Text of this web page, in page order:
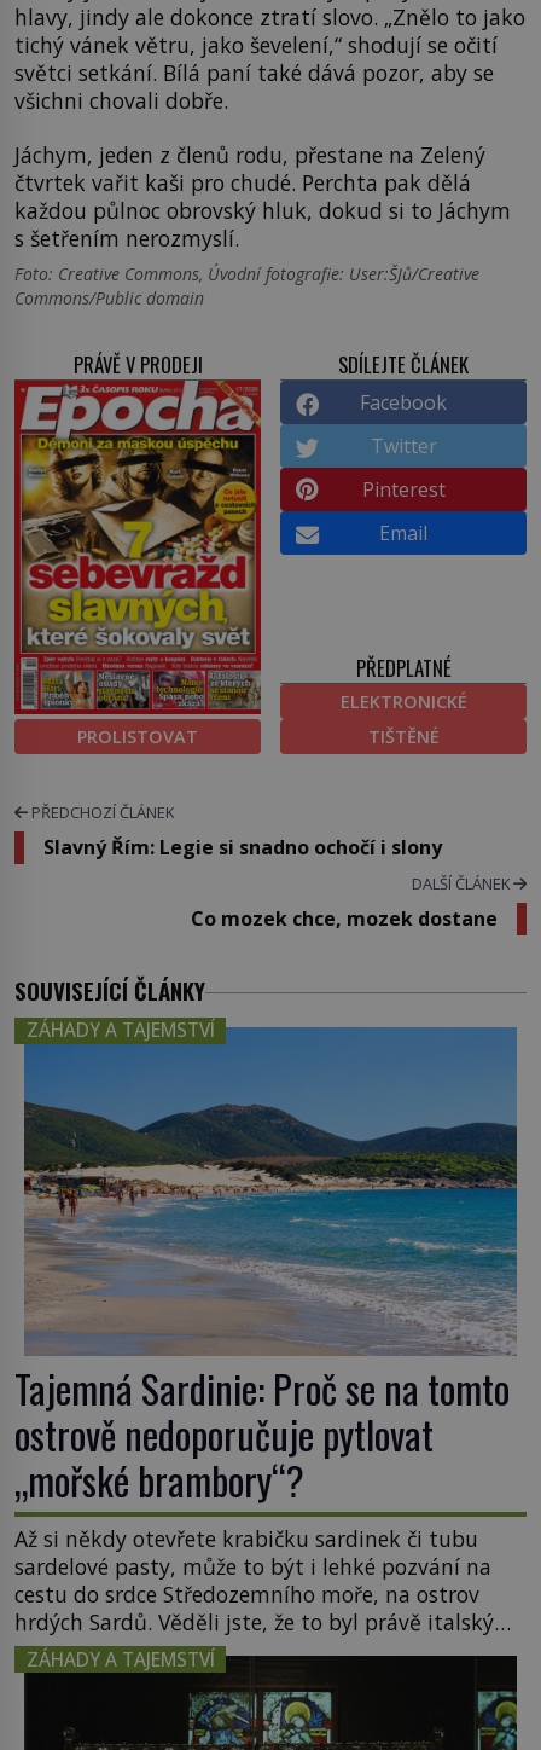
hlavy, jindy ale dokonce ztratí slovo. „Znělo to jako
tichý vánek větru, jako ševelení,“ shodují se očití
světci setkání. Bílá paní také dává pozor, aby se
všichni chovali dobře.
Jáchym, jeden z členů rodu, přestane na Zelený
čtvrtek vařit kaši pro chudé. Perchta pak dělá
každou půlnoc obrovský hluk, dokud si to Jáchym
s šetřením nerozmyslí.
Foto: Creative Commons, Úvodní fotografie: User:ŠJů/Creative
Commons/Public domain
PRÁVĚ V PRODEJI
PROLISTOVAT
SDÍLEJTE ČLÁNEK
Facebook
Twitter
Pinterest
Email
PŘEDPLATNÉ
ELEKTRONICKÉ
TIŠTĚNÉ
PŘEDCHOZÍ ČLÁNEK
Slavný Řím: Legie si snadno ochočí i slony
DALŠÍ ČLÁNEK
Co mozek chce, mozek dostane
SOUVISEJÍCÍ ČLÁNKY
ZÁHADY A TAJEMSTVÍ
Tajemná Sardinie: Proč se na tomto
ostrově nedoporučuje pytlovat
„mořské brambory“?
Až si někdy otevřete krabičku sardinek či tubu
sardelové pasty, může to být i lehké pozvání na
cestu do srdce Středozemního moře, na ostrov
hrdých Sardů. Věděli jste, že to byl právě italský
ostrov Sardinie, jenž těmto produktům moře
propůjčil své jméno. Co dalšího je pro Sardinii
typické a pro Středoevropana zajímavé? Na
mapách má […]
ZÁHADY A TAJEMSTVÍ